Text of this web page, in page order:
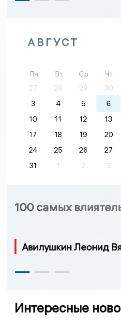
АВГУСТ
Пн Вт Ср Чт
27
28 29 30
3
4 5 6
10
11 12 13
17
18 19 20
24
25 26 27
31
1 2 3
100 самых
Авилушкин Леонид
Интересные